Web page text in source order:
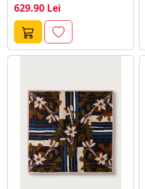
629.90 Lei